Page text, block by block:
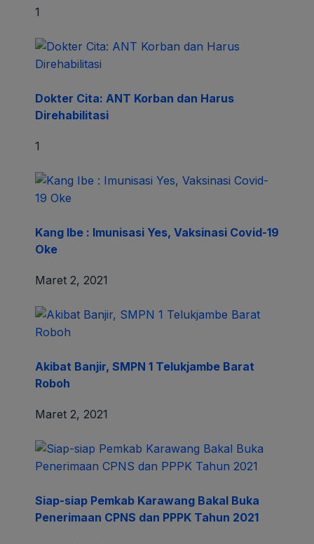
1
Dokter Cita: ANT Korban dan Harus
Direhabilitasi
1
Kang Ibe : Imunisasi Yes, Vaksinasi Covid-19
Oke
Maret 2, 2021
Akibat Banjir, SMPN 1 Telukjambe Barat
Roboh
Maret 2, 2021
Siap-siap Pemkab Karawang Bakal Buka
Penerimaan CPNS dan PPPK Tahun 2021